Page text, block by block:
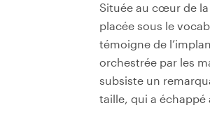
Située au cœur de la
placée sous le
témoigne de
orchestrée par les
subsiste un
taille, qui a